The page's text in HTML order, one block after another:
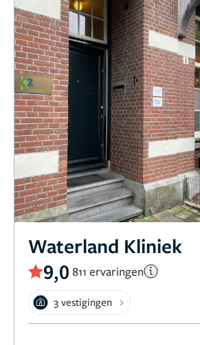
Waterland Kliniek
9,0 811 ervaringen
3 vestigingen